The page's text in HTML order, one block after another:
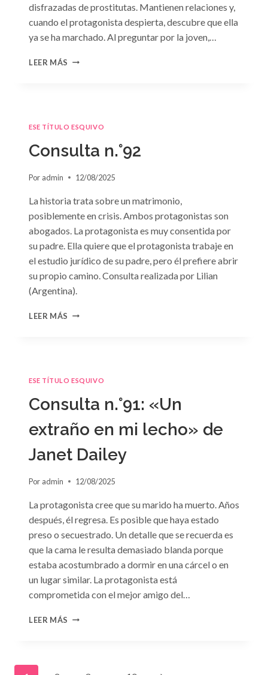
disfrazadas de prostitutas. Mantienen relaciones y,
cuando el protagonista despierta, descubre que ella
ya se ha marchado. Al preguntar por la joven,…
LEER MÁS CONSULTA
MAGNATE
GRIEGO»
DE
BAIRD
ESE TÍTULO ESQUIVO
Consulta n.°92
Por admin 12/08/2025
La historia trata sobre un matrimonio,
posiblemente en crisis. Ambos protagonistas son
abogados. La protagonista es muy consentida por
su padre. Ella quiere que el protagonista trabaje en
el estudio jurídico de su padre, pero él prefiere abrir
su propio camino. Consulta realizada por Lilian
(Argentina).
LEER MÁS CONSULTA
ESE TÍTULO ESQUIVO
Consulta n.°91: «Un
extraño en mi lecho» de
Janet Dailey
Por admin 12/08/2025
La protagonista cree que su marido ha muerto. Años
después, él regresa. Es posible que haya estado
preso o secuestrado. Un detalle que se recuerda es
que la cama le resulta demasiado blanda porque
estaba acostumbrado a dormir en una cárcel o en
un lugar similar. La protagonista está
comprometida con el mejor amigo del…
LEER MÁS CONSULTA